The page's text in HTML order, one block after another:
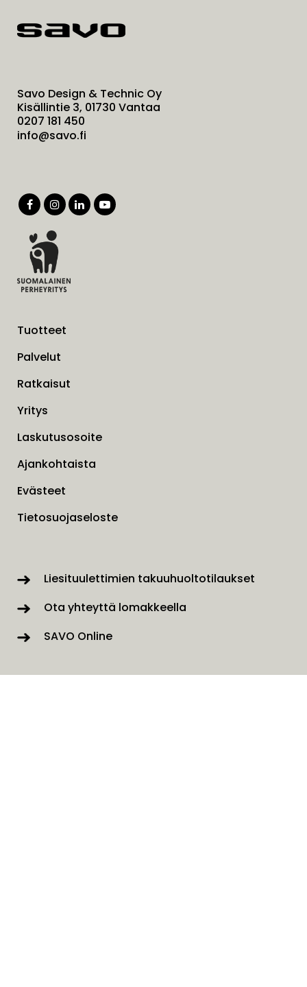
Savo Design & Technic Oy
Kisällintie 3, 01730 Vantaa
0207 181 450
info@savo.fi
Tuotteet
Palvelut
Ratkaisut
Yritys
Laskutusosoite
Ajankohtaista
Evästeet
Tietosuojaseloste
Liesituulettimien takuuhuoltotilaukset
Ota yhteyttä lomakkeella
SAVO Online